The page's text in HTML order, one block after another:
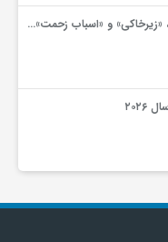
و «اسباب زحمت»…